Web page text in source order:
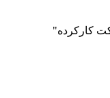
کارکرده"